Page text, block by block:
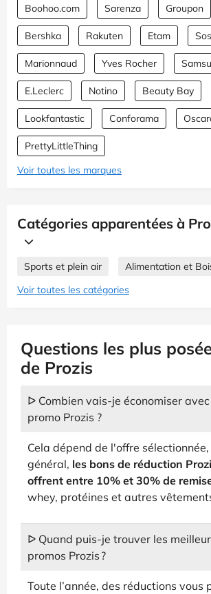
Boohoo.com Sarenza Groupon
Bershka Rakuten Etam
Marionnaud Yves Rocher
E.Leclerc Notino Beauty Bay
Lookfantastic Conforama
PrettyLittleThing
Voir toutes les marques
Catégories apparentées à
Sports et plein air
Alimentation et
Voir toutes les catégories
Questions les plus
de Prozis
ᐅ Combien vais-je économiser
promo Prozis ?
Cela dépend de l'offre
général, les bons de réduction
offrent entre 10% et 30% de
whey, protéines et autres
ᐅ Quand puis-je trouver les
promos Prozis ?
Toute l’année, des réductions vous